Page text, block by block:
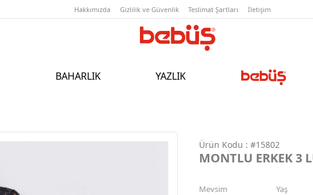
Hakkımızda Gizlilik ve Güvenlik
BAHARLIK YAZLIK
Ürün Kodu : #15802
MONTLU ERKEK 3
Mevsim
Yaş